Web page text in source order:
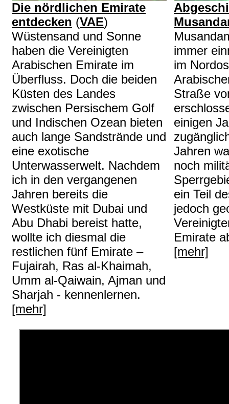
Die nördlichen Emirate
entdecken (VAE)
Wüstensand und Sonne
haben die Vereinigten
Arabischen Emirate im
Überfluss. Doch die beiden
Küsten des Landes
zwischen Persischem Golf
und Indischen Ozean bieten
auch lange Sandstrände und
eine exotische
Unterwasserwelt. Nachdem
ich in den vergangenen
Jahren bereits die
Westküste mit Dubai und
Abu Dhabi bereist hatte,
wollte ich diesmal die
restlichen fünf Emirate –
Fujairah, Ras al-Khaimah,
Umm al-Qaiwain, Ajman und
Sharjah - kennenlernen.
[mehr]
immer
im
Straße
einigen
Jahren
noch
ein Teil
jedoch
Emirate
[mehr]